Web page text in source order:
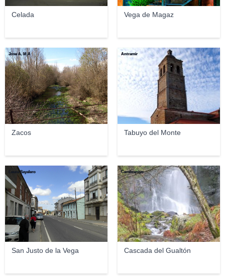
Celada Vega de Magaz
Zacos
Jose A. M.A
Tabuyo del Monte
Antramir
San Justo de la Vega
Laura Sayalero
Cascada del Gualtón
Cembraniyo